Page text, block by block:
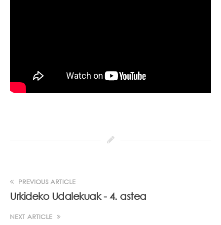
PREVIOUS ARTICLE
Urkideko Udalekuak - 4. astea
NEXT ARTICLE